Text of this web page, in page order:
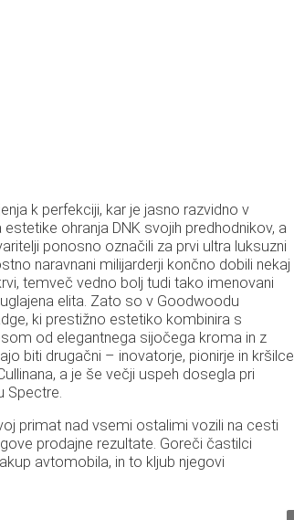
k perfekciji, kar je jasno razvidno v
ohranja DNK svojih predhodnikov, a
ponosno označili za prvi ultra luksuzni
naravnani milijarderji končno dobili nekaj
temveč vedno bolj tudi tako imenovani
elita. Zato so v Goodwoodu
ki prestižno estetiko kombinira s
od elegantnega sijočega kroma in z
biti drugačni – inovatorje, pionirje in kršilce
a je še večji uspeh dosegla pri
Spectre.
primat nad vsemi ostalimi vozili na cesti
prodajne rezultate. Goreči častilci
avtomobila, in to kljub njegovi